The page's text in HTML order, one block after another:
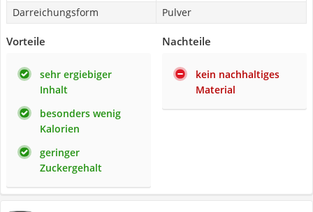
Darreichungsform
Pulver
Vorteile
sehr ergiebiger
Inhalt
besonders wenig
Kalorien
geringer
Zuckergehalt
Nachteile
kein nachhaltiges
Material